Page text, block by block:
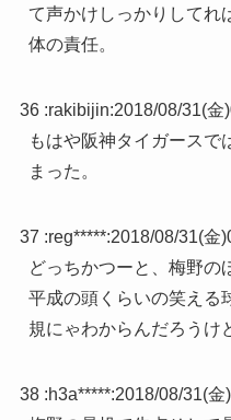
て声かけしっかりしてれ
体の責任。
36 :rakibijin:2018/08/31(金
もはや阪神タイガースで
まった。
37 :reg*****:2018/08/31(金
どっちかつーと、梅野の
平成の頭くらいの笑える
規にゃわからんだろうけ
38 :h3a*****:2018/08/31(金